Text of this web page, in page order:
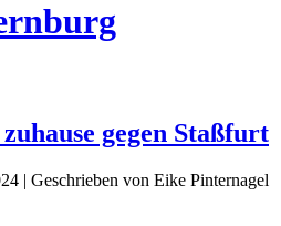
gegen Staßfurt
| Geschrieben von Eike Pinternagel